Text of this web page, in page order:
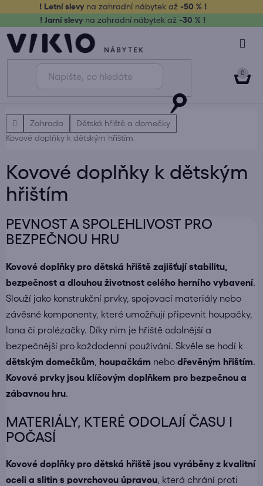
obsah
! Letní slevy na zahradní nábytek až-50 % !
! Jarní slevy na zahradní nábytek až -30 % !
DomůZahrada
Dětská hřiště a domečky
Kovové doplňky k dětským hřištím
Kovové doplňky k dětským
hřištím
PEVNOST A SPOLEHLIVOST PRO
BEZPEČNOU HRU
Kovové doplňky pro dětská hřiště zajišťují stabilitu,
bezpečnost a dlouhou životnost celého herního vybavení.
Slouží jako konstrukční prvky, spojovací materiály nebo
závěsné komponenty, které umožňují připevnit houpačky,
lana či prolézačky. Díky nim je hřiště odolnější a
bezpečnější pro každodenní používání. Skvěle se hodí k
dětským domečkům houpačkám nebo dřevěným hřištím
Kovové prvky jsou klíčovým doplňkem pro bezpečnou a
zábavnou hru
MATERIÁLY, KTERÉ ODOLAJÍ ČASU I
POČASÍ
Kovové doplňky pro dětská hřiště jsou vyráběny z kvalitní
oceli a slitin s povrchovou úpravou , která chrání proti